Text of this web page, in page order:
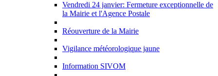
Vendredi 24 janvier: Fermeture exceptionnelle de
la Mairie et l'Agence Postale
Réouverture de la Mairie
Vigilance météorologique jaune
Information SIVOM